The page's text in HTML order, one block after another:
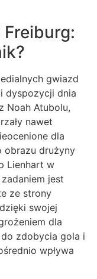
gwiazd
dyspozycji dnia
Noah Atubolu,
nawet
dla
obrazu drużyny
Lienhart w
jest
ze strony
swojej
dla
zdobycia gola i
wpływa